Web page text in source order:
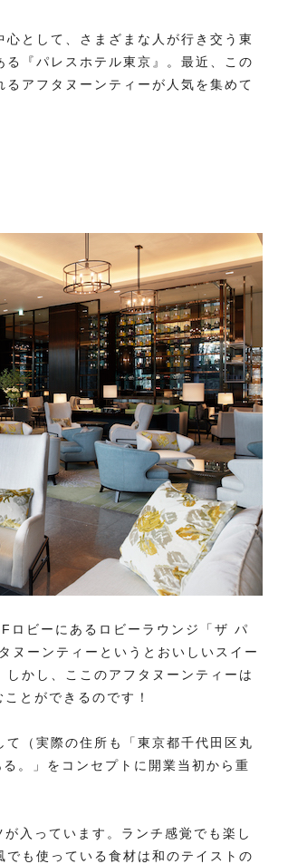
として、さまざまな人が行き交う東
『パレスホテル東京』。最近、この
アフタヌーンティーが人気を集めて
ロビーにあるロビーラウンジ「ザ パ
ヌーンティーというとおいしいスイー
かし、ここのアフタヌーンティーは
とができるのです！
て（実際の住所も「東京都千代田区丸
。」をコンセプトに開業当初から重
入っています。ランチ感覚でも楽し
も使っている食材は和のテイストの